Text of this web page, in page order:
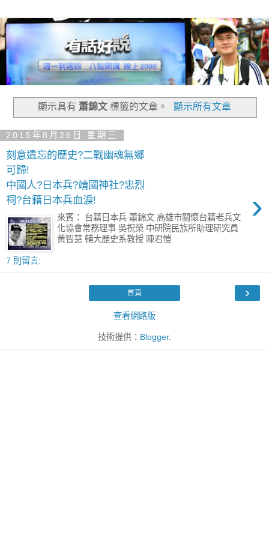
顯示具有 蕭錦文標籤的文章。 顯示所有文章
2015年8月26日 星期三
刻意遺忘的歷史?二戰幽魂無鄉
可歸!
中國人?日本兵?靖國神社?忠烈
祠?台籍日本兵血淚!
›
來賓： 台籍日本兵 蕭錦文 高雄市關懷台籍老兵文
化協會常務理事 吳祝榮 中研院民族所助理研究員
黃智慧 輔大歷史系教授 陳君愷
7 則留言:
›
首頁
查看網路版
技術提供： Blogger.